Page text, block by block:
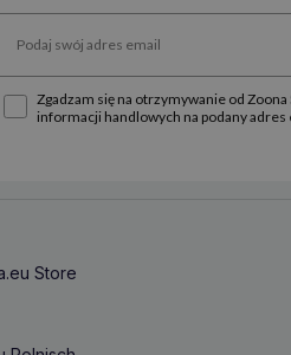
Zgadzam się na otrzymywanie od Zoona
informacji handlowych na podany adres
Store